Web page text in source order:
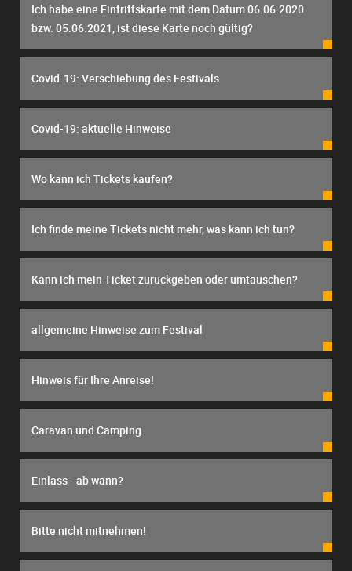
Ich habe eine Eintrittskarte mit dem Datum 06.06.2020
bzw. 05.06.2021, ist diese Karte noch gültig?
Covid-19: Verschiebung des Festivals
Covid-19: aktuelle Hinweise
Wo kann ich Tickets kaufen?
Ich finde meine Tickets nicht mehr, was kann ich tun?
Kann ich mein Ticket zurückgeben oder umtauschen?
allgemeine Hinweise zum Festival
Hinweis für Ihre Anreise!
Caravan und Camping
Einlass - ab wann?
Bitte nicht mitnehmen!